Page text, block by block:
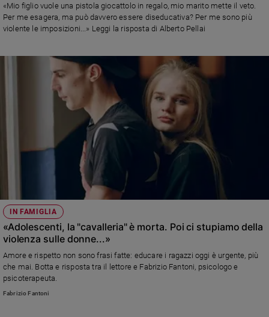
«Mio figlio vuole una pistola giocattolo in regalo, mio marito mette il veto.
Per me esagera, ma può davvero essere diseducativa? Per me sono più
violente le imposizioni...» Leggi la risposta di Alberto Pellai
IN FAMIGLIA
«Adolescenti, la "cavalleria" è morta. Poi ci stupiamo della
violenza sulle donne...»
Amore e rispetto non sono frasi fatte: educare i ragazzi oggi è urgente, più
che mai. Botta e risposta tra il lettore e Fabrizio Fantoni, psicologo e
psicoterapeuta.
Fabrizio Fantoni